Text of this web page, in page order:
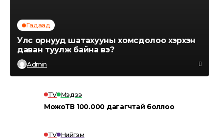
Гадаад
Улс орнууд шатахууны хомсдолоо хэрхэн
даван туулж байна вэ?
Admin
TV Мэдээ
МожоТВ 100.000 дагагчтай боллоо
TV Нийгэм